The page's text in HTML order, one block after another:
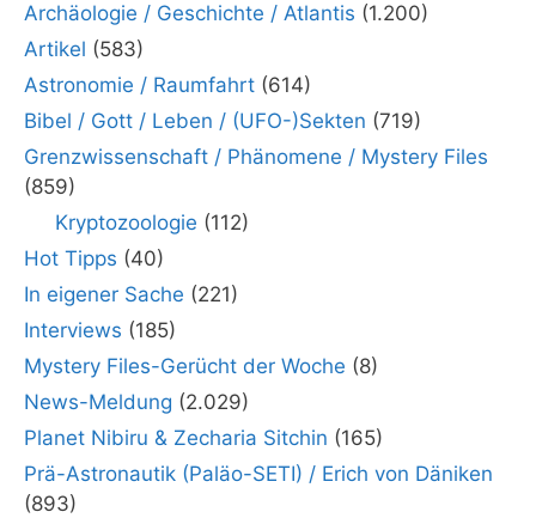
Archäologie / Geschichte / Atlantis (1.200)
Artikel (583)
Astronomie / Raumfahrt (614)
Bibel / Gott / Leben / (UFO-)Sekten (719)
Grenzwissenschaft / Phänomene / Mystery Files
(859)
Kryptozoologie (112)
Hot Tipps (40)
In eigener Sache (221)
Interviews (185)
Mystery Files-Gerücht der Woche (8)
News-Meldung (2.029)
Planet Nibiru & Zecharia Sitchin (165)
Prä-Astronautik (Paläo-SETI) / Erich von Däniken
(893)